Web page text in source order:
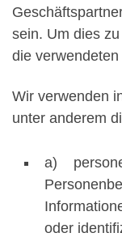
sein. Um dies
die
Wir verwenden
unter anderem
a)
oder